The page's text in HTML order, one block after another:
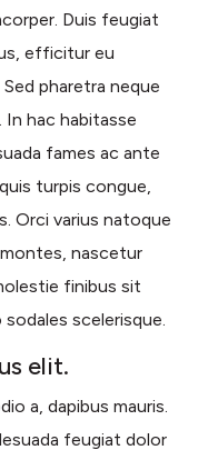
Duis feugiat
efficitur eu
pharetra neque
hac habitasse
fames ac ante
turpis congue,
Orci varius natoque
nascetur
finibus sit
scelerisque.
elit.
a, dapibus mauris.
feugiat dolor